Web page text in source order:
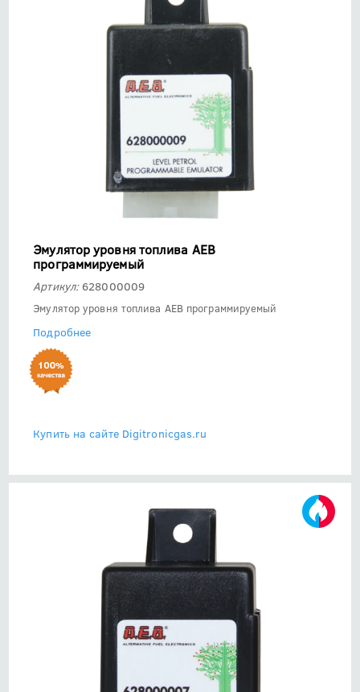
Эмулятор уровня топлива АЕВ
программируемый
Артикул:628000009
Эмулятор уровня топлива АЕВ программируемый
Подробнее
Купить на сайте Digitronicgas.ru